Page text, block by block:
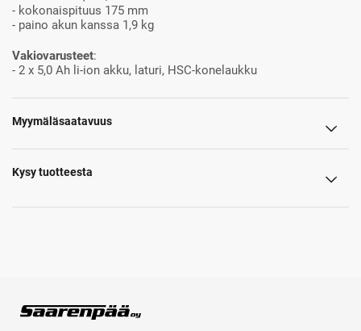
- kokonaispituus 175 mm
- paino akun kanssa 1,9 kg
Vakiovarusteet:
- 2 x 5,0 Ah li-ion akku, laturi, HSC-konelaukku
Myymäläsaatavuus
Kysy tuotteesta